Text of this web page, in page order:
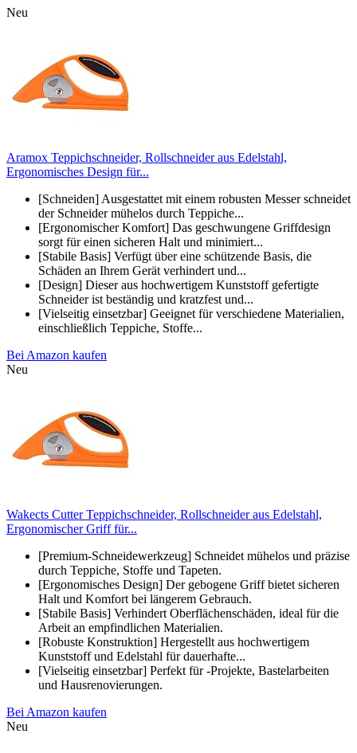
Neu
Aramox Teppichschneider, Rollschneider aus Edelstahl,
Ergonomisches Design für...
[Schneiden] Ausgestattet mit einem robusten Messer schneidet
der Schneider mühelos durch Teppiche...
[Ergonomischer Komfort] Das geschwungene Griffdesign
sorgt für einen sicheren Halt und minimiert...
[Stabile Basis] Verfügt über eine schützende Basis, die
Schäden an Ihrem Gerät verhindert und...
[Design] Dieser aus hochwertigem Kunststoff gefertigte
Schneider ist beständig und kratzfest und...
[Vielseitig einsetzbar] Geeignet für verschiedene Materialien,
einschließlich Teppiche, Stoffe...
Bei Amazon kaufen
Neu
Wakects Cutter Teppichschneider, Rollschneider aus Edelstahl,
Ergonomischer Griff für...
[Premium-Schneidewerkzeug] Schneidet mühelos und präzise
durch Teppiche, Stoffe und Tapeten.
[Ergonomisches Design] Der gebogene Griff bietet sicheren
Halt und Komfort bei längerem Gebrauch.
[Stabile Basis] Verhindert Oberflächenschäden, ideal für die
Arbeit an empfindlichen Materialien.
[Robuste Konstruktion] Hergestellt aus hochwertigem
Kunststoff und Edelstahl für dauerhafte...
[Vielseitig einsetzbar] Perfekt für -Projekte, Bastelarbeiten
und Hausrenovierungen.
Bei Amazon kaufen
Neu